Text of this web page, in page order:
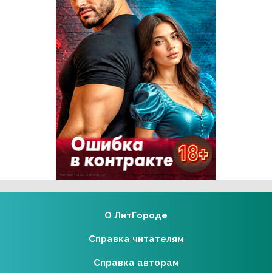
Реклама 16+ АО «ЛитГород»
О ЛитГороде
Справка читателям
Справка авторам